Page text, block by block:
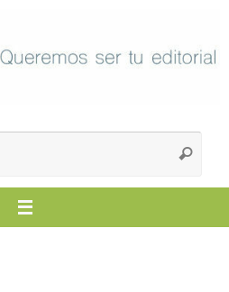
Buscar